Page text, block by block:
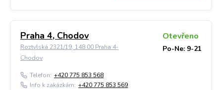
Praha 4, Chodov
Roztylská 2321/19, 148 00 Praha 4-
Chodov
Otevřeno
Po-Ne: 9-21
Telefon: +420 775 853 568
Info k zakázkám: +420 775 853 569